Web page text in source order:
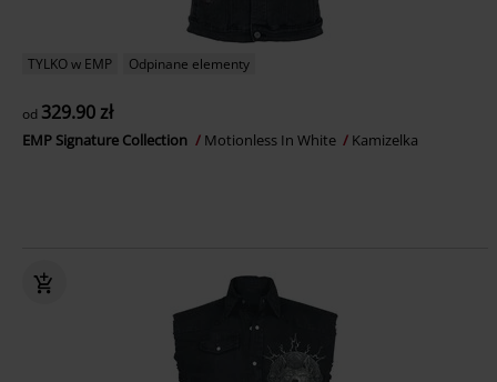
TYLKO w EMP Odpinane elementy
od 329.90 zł
EMP Signature Collection Motionless In White Kamizelka